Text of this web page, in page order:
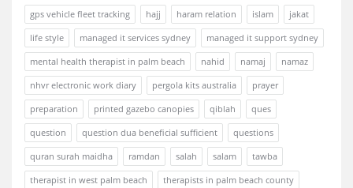
gps vehicle fleet tracking
hajj haram relation islam
jakat
life style
managed it services sydney
managed it support sydney
mental health therapist in palm beach
nahid namaj
namaz
nhvr electronic work diary
pergola kits australia
prayer
preparation
printed gazebo canopies qiblah
ques
question
question dua beneficial sufficient
questions
quran surah maidha
ramdan salah salam
tawba
therapist in west palm beach
therapists in palm beach county